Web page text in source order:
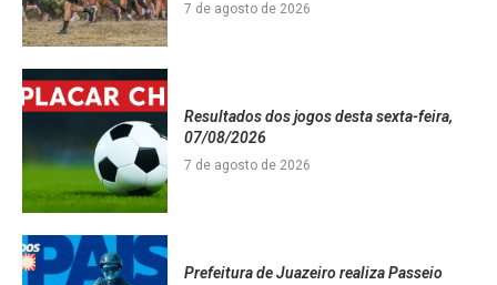
7 de agosto de 2026
Resultados dos jogos desta sexta-feira,
07/08/2026
7 de agosto de 2026
Prefeitura de Juazeiro realiza Passeio